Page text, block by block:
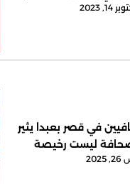
14, 2023
في قصر بعبدا يثير
ليست رخيصة